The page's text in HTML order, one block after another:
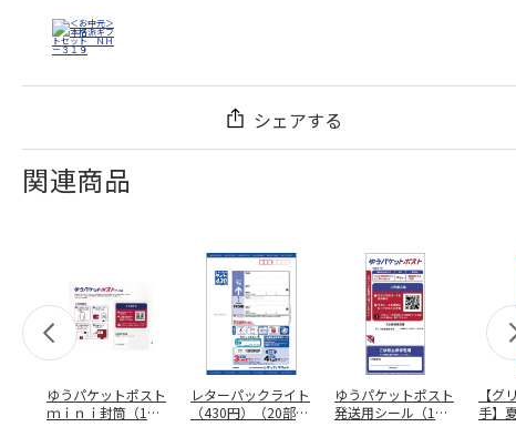
シェアする
関連商品
ゆうパケットポスト
ｍｉｎｉ封筒（1個
レターパックライト
（430円）（20部セ
ゆうパケットポスト
発送用シール（1個
【グ
手】